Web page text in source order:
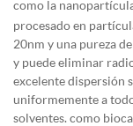
como la
procesado en
20nm y una pureza
y puede eliminar
excelente dispersión
uniformemente a
solventes. como